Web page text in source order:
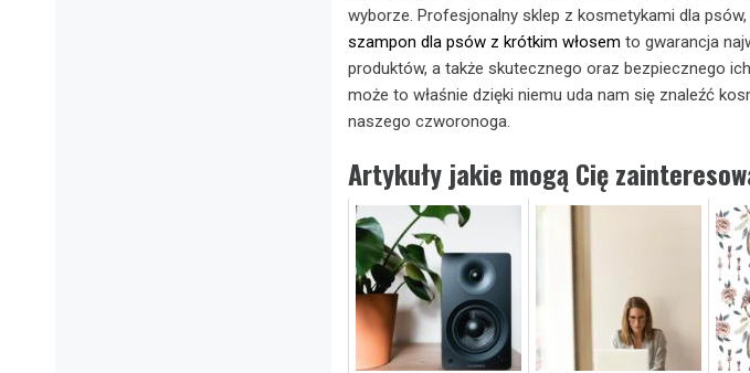
wyborze. Profesjonalny sklep z kosmetykami dla
szampon dla psów z krótkim włosem to gwarancja
produktów, a także skutecznego oraz bezpiecznego
może to właśnie dzięki niemu uda nam się znaleźć
naszego czworonoga.
Artykuły jakie mogą Cię